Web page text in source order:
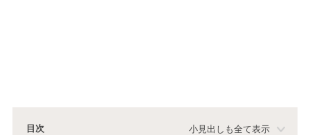
目次 小見出しも全て表示